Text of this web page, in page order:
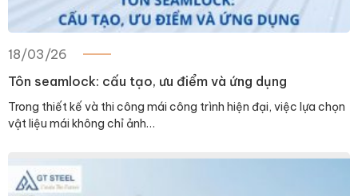
18/03/26
Tôn seamlock: cấu tạo, ưu điểm và ứng dụng
Trong thiết kế và thi công mái công trình hiện đại, việc lựa chọn
vật liệu mái không chỉ ảnh…